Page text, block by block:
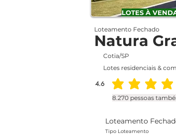
LOTES À
Natura
Loteamento Fechado
Cotia/SP
Lotes residenciais &
4.6
classificação média é 4.6 de
8.270 pessoas
Loteamento
Tipo Loteamento